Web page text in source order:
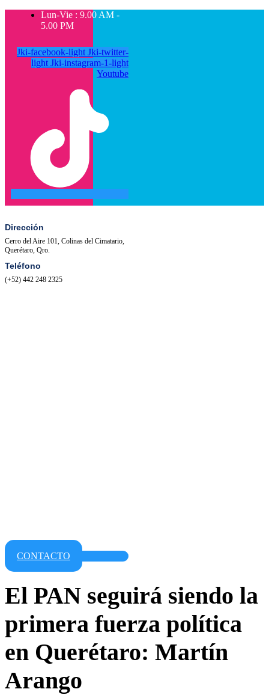
Lun-Vie : 9.00 AM -
5.00 PM
Jki-facebook-light Jki-twitter-
light Jki-instagram-1-light
Youtube
Dirección
Cerro del Aire 101, Colinas del Cimatario,
Querétaro, Qro.
Teléfono
(+52) 442 248 2325
CONTACTO
El PAN seguirá siendo la
primera fuerza política
en Querétaro: Martín
Arango